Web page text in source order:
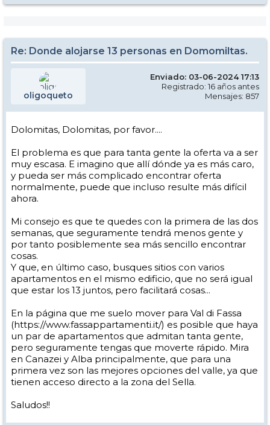
Re: Donde alojarse 13 personas en Domomiltas.
oligoqueto
Enviado: 03-06-2024 17:13
Registrado: 16 años antes
Mensajes: 857
Dolomitas, Dolomitas, por favor....
El problema es que para tanta gente la oferta va a ser
muy escasa. E imagino que allí dónde ya es más caro,
y pueda ser más complicado encontrar oferta
normalmente, puede que incluso resulte más difícil
ahora.
Mi consejo es que te quedes con la primera de las dos
semanas, que seguramente tendrá menos gente y
por tanto posiblemente sea más sencillo encontrar
cosas.
Y que, en último caso, busques sitios con varios
apartamentos en el mismo edificio, que no será igual
que estar los 13 juntos, pero facilitará cosas...
En la página que me suelo mover para Val di Fassa
(https://www.fassappartamenti.it/) es posible que haya
un par de apartamentos que admitan tanta gente,
pero seguramente tengas que moverte rápido. Mira
en Canazei y Alba principalmente, que para una
primera vez son las mejores opciones del valle, ya que
tienen acceso directo a la zona del Sella.
Saludos!!